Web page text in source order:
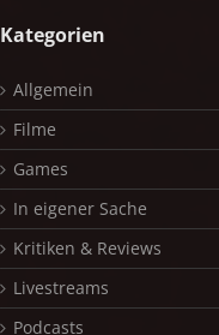
Kategorien
Allgemein
Filme
Games
In eigener Sache
Kritiken & Reviews
Livestreams
Podcasts